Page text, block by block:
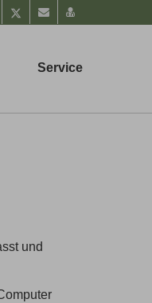
Twitter
Per
Mail
vCard
speichern
Service
und